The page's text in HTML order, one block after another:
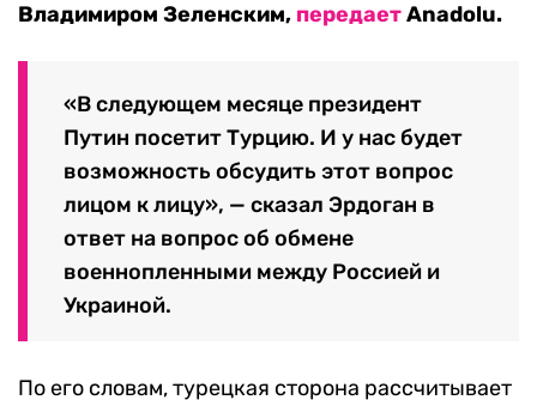
Владимиром Зеленским, передаетAnadolu.
«В следующем месяце президент
Путин посетит Турцию. И у нас будет
возможность обсудить этот вопрос
лицом к лицу», — сказал Эрдоган в
ответ на вопрос об обмене
военнопленными между Россией и
Украиной.
По его словам, турецкая сторона рассчитывает